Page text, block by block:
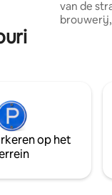
van de straat. Op
uitnodigende
schoon.
bedankje
op het